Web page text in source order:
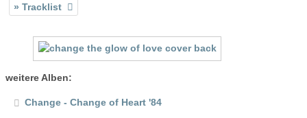
Tracklist
weitere Alben:
Change - Change of Heart '84